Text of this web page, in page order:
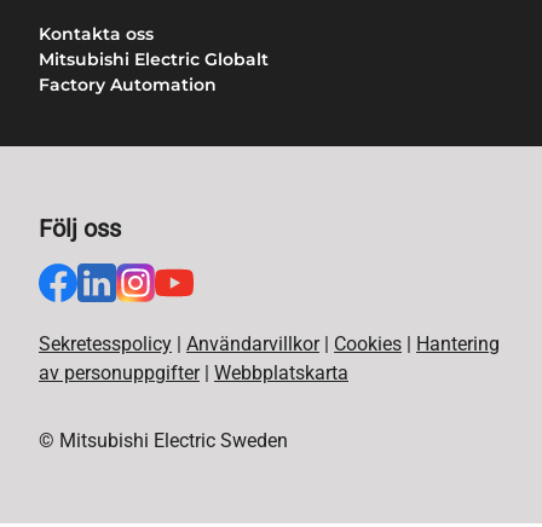
Kontakta oss
Mitsubishi Electric Globalt
Factory Automation
Följ oss
Sekretesspolicy | Användarvillkor | Cookies | Hantering
av personuppgifter | Webbplatskarta
© Mitsubishi Electric Sweden